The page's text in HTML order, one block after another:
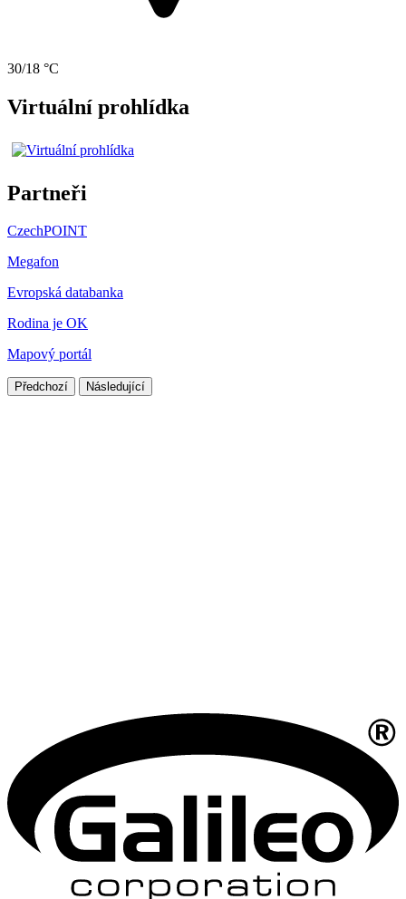
30/18 °C
Virtuální prohlídka
Partneři
CzechPOINT
Megafon
Evropská databanka
Rodina je OK
Mapový portál
Předchozí Následující